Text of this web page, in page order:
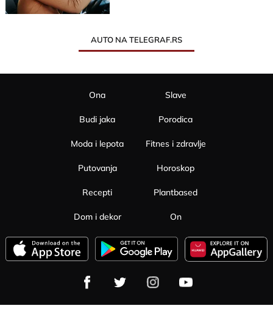
AUTO NA TELEGRAF.RS
Ona
Budi jaka
Moda i lepota
Slave
Porodica
Fitnes i zdravlje
Putovanja
Recepti
Dom i dekor
Horoskop
Plantbased
On